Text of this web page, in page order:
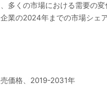
多くの市場における需要の
業の2024年までの市場シェ
価格、2019-2031年